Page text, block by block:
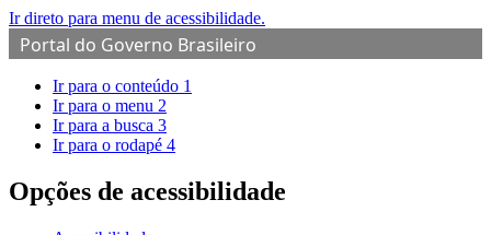
Ir direto para menu de acessibilidade.
Portal do Governo Brasileiro
Ir para o conteúdo 1
Ir para o menu 2
Ir para a busca 3
Ir para o rodapé 4
Opções de acessibilidade